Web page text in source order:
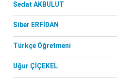
Sedat AKBULUT
Siber ERFİDAN
Türkçe Öğretmeni
Uğur ÇİÇEKEL